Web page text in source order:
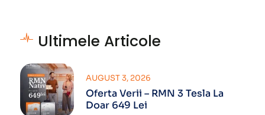
Ultimele Articole
Oferta Verii – RMN 3 Tesla La
Doar 649 Lei
AUGUST 3, 2026